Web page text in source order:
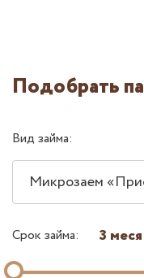
Подобрать
Вид займа:
Микрозаем
Срок займа: 3